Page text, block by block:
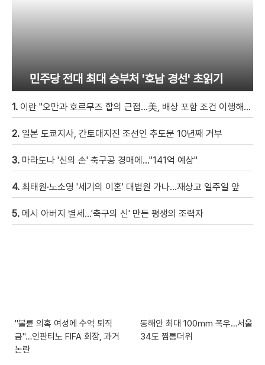
민주당 전대 최대 승부처 '호남 경선' 초읽기
1. 이란 "오만과 호르무즈 합의 근접…美, 배상 포함 조건 이행해야"
2. 일본 도쿄지사, 간토대지진 조선인 추도문 10년째 거부
3. 마라도나 '신의 손' 축구공 경매에…"141억 예상"
4. 최태원·노소영 '세기의 이혼' 대법원 가나…재상고 일주일 앞
5. 메시 아버지 별세…'축구의 신' 만든 평생의 조력자
"불륜 의혹 여성에 수억 퇴직
금"…인판티노 FIFA 회장, 과거
논란
동해안 최대 100mm 폭우…서울
34도 찜통더위